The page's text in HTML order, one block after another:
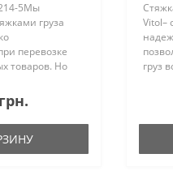
5Мы
груза
перевозке
товаров. Но
стяжных
повседневных
Vitol–
груз